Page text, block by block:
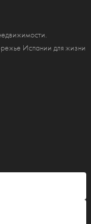
Испании для жизни